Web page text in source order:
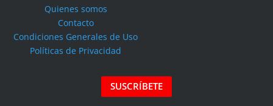
Quienes somos
Contacto
Condiciones Generales de Uso
Políticas de Privacidad
SUSCRÍBETE